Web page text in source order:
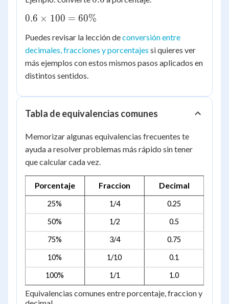
0.6
100 =
60\%
0.6 × 100 = 60%
Puedes revisar la lección deconversión entre
decimales, fracciones y porcentajes si quieres ver
más ejemplos con estos mismos pasos aplicados en
distintos sentidos.
Tabla de equivalencias comunes
Memorizar algunas equivalencias frecuentes te
ayuda a resolver problemas más rápido sin tener
que calcular cada vez.
Porcentaje Fraccion Decimal
25% 1/4 0.25
50% 1/2 0.5
75% 3/4 0.75
10% 1/10 0.1
100% 1/1 1.0
Equivalencias comunes entre porcentaje, fraccion y